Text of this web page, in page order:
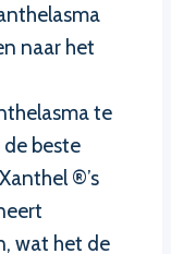
naar het
te
beste
®’s
wat het de